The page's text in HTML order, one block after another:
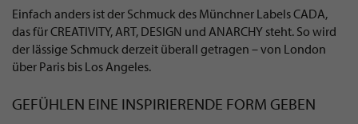
Einfach anders ist der Schmuck des Münchner Labels CADA,
das für CREATIVITY, ART, DESIGN und ANARCHY steht. So wird
der lässige Schmuck derzeit überall getragen – von London
über Paris bis Los Angeles.
GEFÜHLEN EINE INSPIRIERENDE FORM GEBEN